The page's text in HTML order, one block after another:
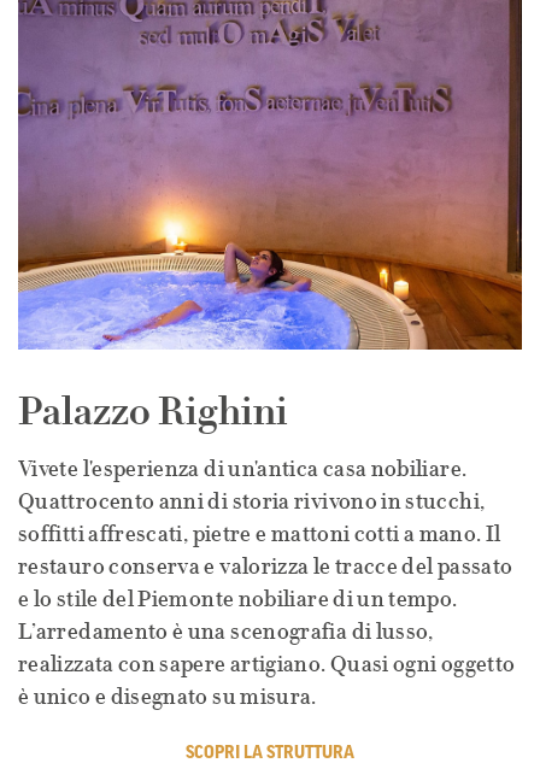
Palazzo Righini
Vivete l'esperienza di un'antica casa nobiliare.
Quattrocento anni di storia rivivono in stucchi,
soffitti affrescati, pietre e mattoni cotti a mano. Il
restauro conserva e valorizza le tracce del passato
e lo stile del Piemonte nobiliare di un tempo.
L’arredamento è una scenografia di lusso,
realizzata con sapere artigiano. Quasi ogni oggetto
è unico e disegnato su misura.
SCOPRI LA STRUTTURA